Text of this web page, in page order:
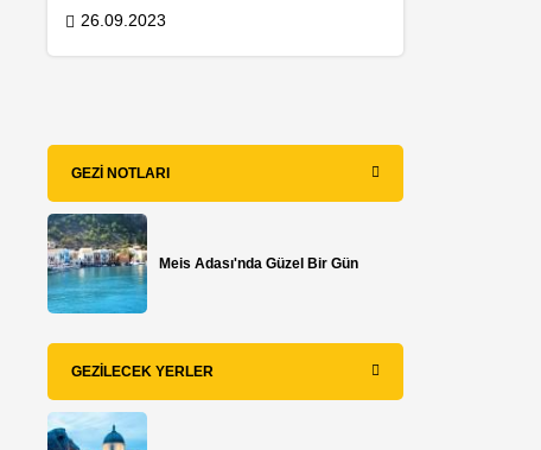
26.09.2023
GEZI NOTLARI
Meis Adası'nda Güzel Bir Gün
GEZILECEK YERLER